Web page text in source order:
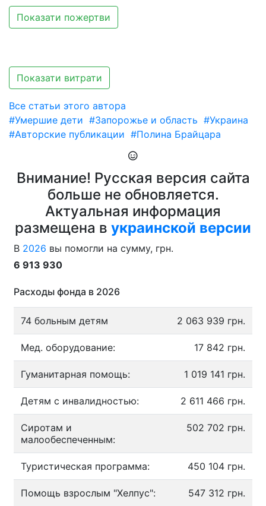
Показати пожертви
Показати витрати
Все статьи этого автора
#Умершие дети #Запорожье и область #Украина
#Авторские публикации #Полина Брайцара
Внимание! Русская версия сайта
больше не обновляется.
Актуальная информация
размещена в украинской версии
В 2026 вы помогли на сумму, грн.
6 913 930
Расходы фонда в 2026
74 больным детям 2 063 939 грн.
Мед. оборудование: 17 842 грн.
Гуманитарная помощь: 1 019 141 грн.
Детям с инвалидностью: 2 611 466 грн.
Сиротам и
малообеспеченным:
502 702 грн.
Туристическая программа: 450 104 грн.
Помощь взрослым "Хелпус": 547 312 грн.